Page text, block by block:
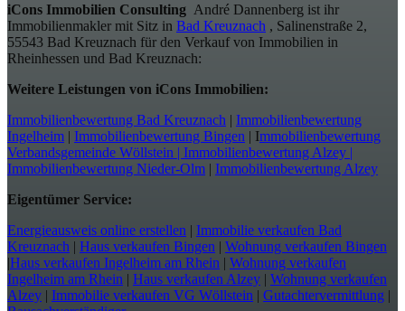
iCons Immobilien Consulting André Dannenberg ist ihr
Immobilienmakler mit Sitz in Bad Kreuznach , Salinenstraße 2,
55543 Bad Kreuznach für den Verkauf von Immobilien in
Rheinhessen und Bad Kreuznach:
Weitere Leistungen von iCons Immobilien:
Immobilienbewertung Bad Kreuznach | Immobilienbewertung
Ingelheim | Immobilienbewertung Bingen | Immobilienbewertung
Verbandsgemeinde Wöllstein | Immobilienbewertung Alzey |
Immobilienbewertung Nieder-Olm | Immobilienbewertung Alzey
Eigentümer Service:
Energieausweis online erstellen | Immobilie verkaufen Bad
Kreuznach | Haus verkaufen Bingen | Wohnung verkaufen Bingen
|Haus verkaufen Ingelheim am Rhein | Wohnung verkaufen
Ingelheim am Rhein | Haus verkaufen Alzey | Wohnung verkaufen
Alzey | Immobilie verkaufen VG Wöllstein | Gutachtervermittlung |